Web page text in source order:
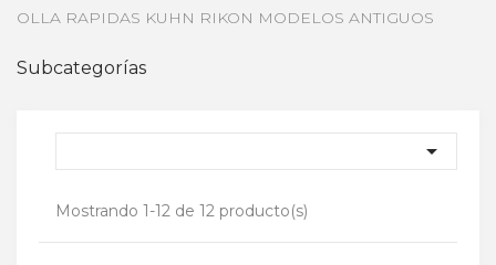
OLLA RAPIDAS KUHN RIKON MODELOS ANTIGUOS
Subcategorías

Mostrando 1-12 de 12 producto(s)